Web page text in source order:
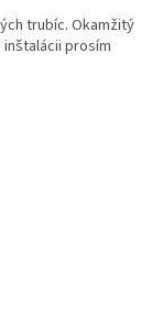
trubíc. Okamžitý
prosím